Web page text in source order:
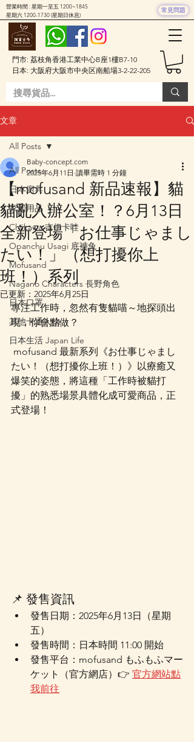
門市: 荔枝角香港工業中心B座1樓B7-10
日本: 大阪府大阪市中央区南船場3-2-22-205
營業時間 : 星期一至五 1200~1845
星期六 1200-1730(星期日休息)
常見問題
文章
All Posts
日本廚具
家居用品
Chiikawa 吉伊卡哇
Opanchu Usagi 底褲兔
Mofusand
Nagano Characters 長野角色
日本口罩
其他卡通人物
日本生活 Japan Life
All Posts
【mofusand 新品速報】貓
貓亂入辦公室！？6月13日
全新登場「お仕事じゃまし
たい！」（想打擾你上
班！）系列
Baby-concept.com
2025年6月11日 讀畢需時 1 分鐘
已更新： 2025年6月25日
專注工作時，忽然有隻貓喵～地探頭出
現，你會點做？
たい！（想打擾你上班！）》以療癒又
爆笑的姿態，將這種「工作時被貓打
擾」的熟悉場景具體化成可愛商品，正
式登場！
📌 發售資訊
發售日期：2025年6月13日（星期
五）
發售時間：日本時間 11:00 開始
發售平台：mofusand もふもふマー
ケット（官方網店）👉 官方網站點
我前往